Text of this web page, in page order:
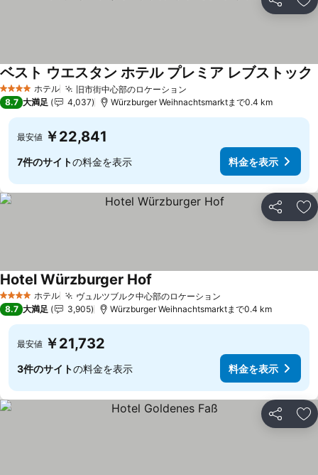
シェア お
4 ホテルのランク
ホテル 旧市街中心部のロケーション
ベスト ウエスタン ホテル プレミア レブストック
8.7 大満足 4,037 Würzburger Weihnachtsmarktまで0.4 km
最安値 ￥22,841
7件のサイトの料金を表示 料金を表示
シェア お
4 ホテルのランク
ホテル ヴュルツブルク中心部のロケーション
Hotel Würzburger Hof
8.7 大満足 3,905 Würzburger Weihnachtsmarktまで0.4 km
最安値 ￥21,732
3件のサイトの料金を表示 料金を表示
シェア お